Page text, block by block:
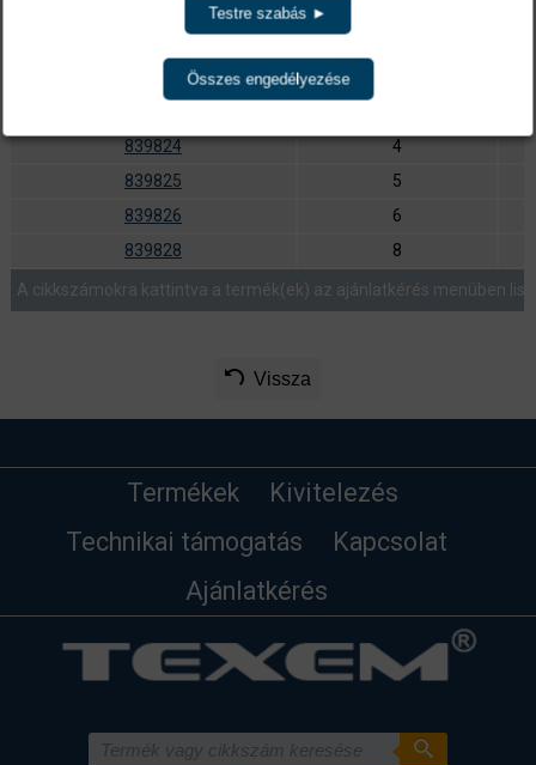
cikkszám névleges méret
839824
4
839825
5
839826
6
839828
8
A cikkszámokra kattintva a termék(ek) az ajánlatkérés menüben
Vissza
Termékek
Kivitelezés
Technikai támogatás
Kapcsolat
Ajánlatkérés
Testre szabás ►
Összes engedélyezése